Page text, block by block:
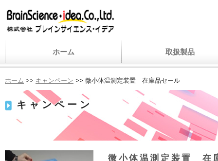
ホーム 取扱製品
ホーム >> キャンペーン >> 微小体温測定装置 在庫品セール
キャンペーン
微小体温測定装置 在